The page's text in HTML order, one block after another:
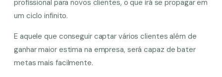
profissional para novos clientes, o que irá se propagar em
um ciclo infinito.
E aquele que conseguir captar vários clientes além de
ganhar maior estima na empresa, será capaz de bater
metas mais facilmente.